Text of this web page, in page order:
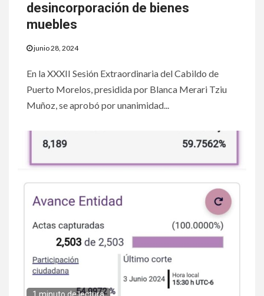
desincorporación de bienes
muebles
junio 28, 2024
En la XXXII Sesión Extraordinaria del Cabildo de
Puerto Morelos, presidida por Blanca Merari Tziu
Muñoz, se aprobó por unanimidad...